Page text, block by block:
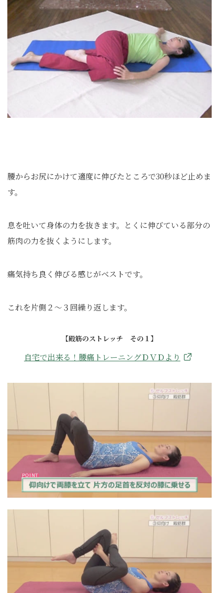
腰からお尻にかけて適度に伸びたところで30秒ほど止めま
す。
息を吐いて身体の力を抜きます。とくに伸びている部分の
筋肉の力を抜くようにします。
痛気持ち良く伸びる感じがベストです。
これを片側２～３回繰り返します。
【殿筋のストレッチ その１】
自宅で出来る！腰痛トレーニングＤＶＤより